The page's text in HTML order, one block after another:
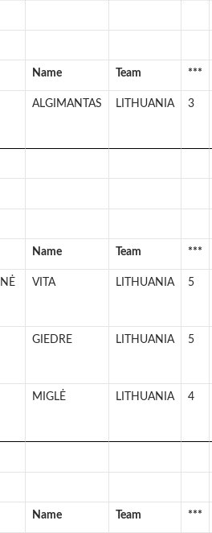
Name Team ***
ALGIMANTAS LITHUANIA 3
Name Team ***
VITA LITHUANIA 5
GIEDRE LITHUANIA 5
MIGLĖ LITHUANIA 4
Name Team ***